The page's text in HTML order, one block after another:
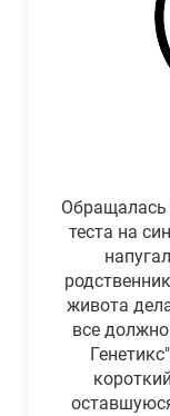
Обращалась
теста на
живота
все